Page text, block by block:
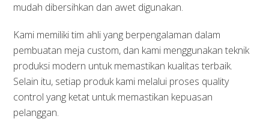
mudah dibersihkan dan awet digunakan.
Kami memiliki tim ahli yang berpengalaman dalam
pembuatan meja custom, dan kami menggunakan teknik
produksi modern untuk memastikan kualitas terbaik.
Selain itu, setiap produk kami melalui proses quality
control yang ketat untuk memastikan kepuasan
pelanggan.